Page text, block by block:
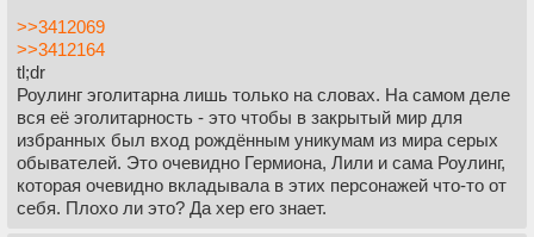
историю не нашлось хорошего магла.
И возвращаясь к старине Тому, а точнее почему на
сравнение его с Гитлером стоит посмотреть дальше, чем
просто "злобный злюка". Гитлер, предоставляя элитам
идею (чистоту крови) которая им льстит, но ставя эту
идею выше них, неизбежно вступал с ними в конфликт на
долгой дистанции, а вообще и в горячее противостояние.
С Пожирателями же похожая история. Сам по себе Том
>>3412069
>>3412164
tl;dr
Роулинг эголитарна лишь только на словах. На самом деле
вся её эголитарность - это чтобы в закрытый мир для
избранных был вход рождённым уникумам из мира серых
обывателей. Это очевидно Гермиона, Лили и сама Роулинг,
которая очевидно вкладывала в этих персонажей что-то от
себя. Плохо ли это? Да хер его знает.